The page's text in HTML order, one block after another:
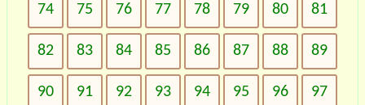
74 75 76 77 78 79 80 81
82 83 84 85 86 87 88 89
90 91 92 93 94 95 96 97